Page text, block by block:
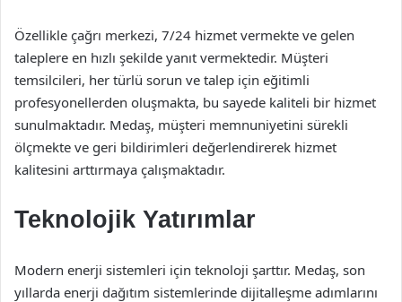
Özellikle çağrı merkezi, 7/24 hizmet vermekte ve gelen
taleplere en hızlı şekilde yanıt vermektedir. Müşteri
temsilcileri, her türlü sorun ve talep için eğitimli
profesyonellerden oluşmakta, bu sayede kaliteli bir hizmet
sunulmaktadır. Medaş, müşteri memnuniyetini sürekli
ölçmekte ve geri bildirimleri değerlendirerek hizmet
kalitesini arttırmaya çalışmaktadır.
Teknolojik Yatırımlar
Modern enerji sistemleri için teknoloji şarttır. Medaş, son
yıllarda enerji dağıtım sistemlerinde dijitalleşme adımlarını